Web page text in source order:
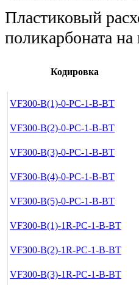
Пластиковый
поликарбоната на
Кодировка
VF300-B(1)-0-PC-1-B-BT
VF300-B(2)-0-PC-1-B-BT
VF300-B(3)-0-PC-1-B-BT
VF300-B(4)-0-PC-1-B-BT
VF300-B(5)-0-PC-1-B-BT
VF300-B(1)-1R-PC-1-B-BT
VF300-B(2)-1R-PC-1-B-BT
VF300-B(3)-1R-PC-1-B-BT